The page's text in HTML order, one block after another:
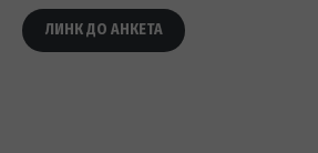
ЛИНК ДО АНКЕТА